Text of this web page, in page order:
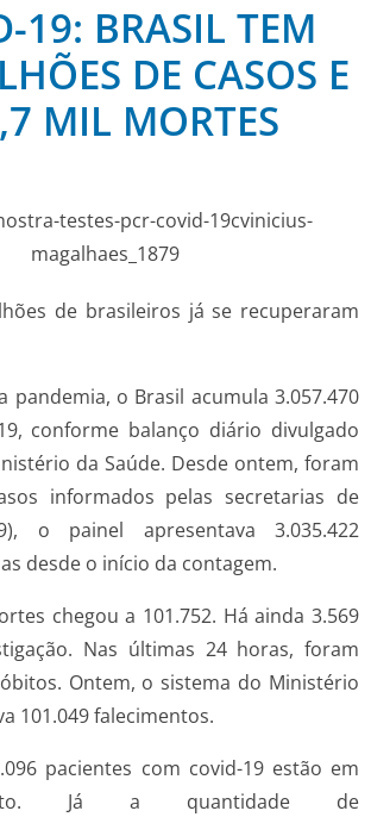
19: BRASIL TEM
DE CASOS E
MIL MORTES
de brasileiros já se recuperaram
pandemia, o Brasil acumula 3.057.470
conforme balanço diário divulgado
da Saúde. Desde ontem, foram
informados pelas secretarias de
o painel apresentava 3.035.422
desde o início da contagem.
chegou a 101.752. Há ainda 3.569
Nas últimas 24 horas, foram
Ontem, o sistema do Ministério
101.049 falecimentos.
pacientes com covid-19 estão em
Já a quantidade de